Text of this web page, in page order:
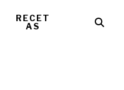
RECET
AS